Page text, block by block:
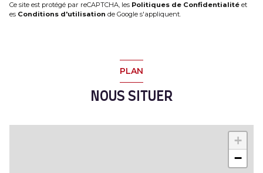
Ce site est protégé par reCAPTCHA, les Politiques de Confidentialité et
es Conditions d'utilisation de Google s'appliquent.
PLAN
NOUS SITUER
+
−